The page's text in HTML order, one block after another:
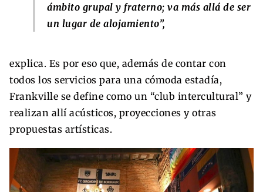
ámbito grupal y fraterno; va más allá de ser
un lugar de alojamiento”,
explica. Es por eso que, además de contar con
todos los servicios para una cómoda estadía,
Frankville se define como un “club intercultural” y
realizan allí acústicos, proyecciones y otras
propuestas artísticas.